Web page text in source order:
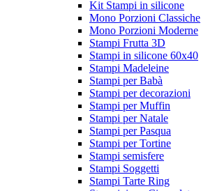
Kit Stampi in silicone
Mono Porzioni Classiche
Mono Porzioni Moderne
Stampi Frutta 3D
Stampi in silicone 60x40
Stampi Madeleine
Stampi per Babà
Stampi per decorazioni
Stampi per Muffin
Stampi per Natale
Stampi per Pasqua
Stampi per Tortine
Stampi semisfere
Stampi Soggetti
Stampi Tarte Ring